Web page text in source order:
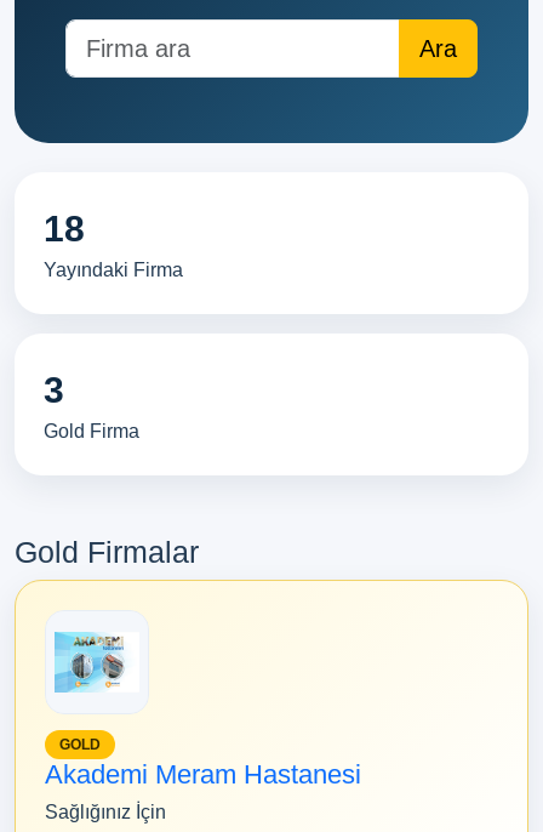
18
Yayındaki Firma
3
Gold Firma
Gold Firmalar
GOLD
Akademi Meram Hastanesi
Sağlığınız İçin